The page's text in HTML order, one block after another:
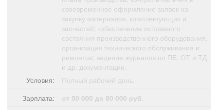
своевременное оформление заявок на
закупку материалов, комплектующих и
запчастей; -обеспечение исправного
состояния производственного оборудования,
организация технического обслуживания и
ремонтов; ведение журналов по ПБ, ОТ и ТД
и др. документации.
Условия:
Полный рабочий день.
Зарплата:
от 50 000 до 80 000 руб.